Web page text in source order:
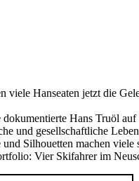
viele Hanseaten jetzt die
Hans Truöl
und gesellschaftliche
Silhouetten machen viele
Vier Skifahrer im